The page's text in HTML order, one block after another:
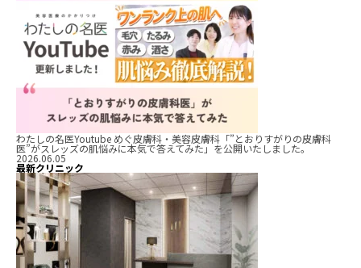
わたしの名医Youtube めぐ皮膚科・美容皮膚科「”とおりすがりの皮膚科
医”がスレッズの肌悩みに本気で答えてみた」を公開いたしました。
2026.06.05
最新クリニック